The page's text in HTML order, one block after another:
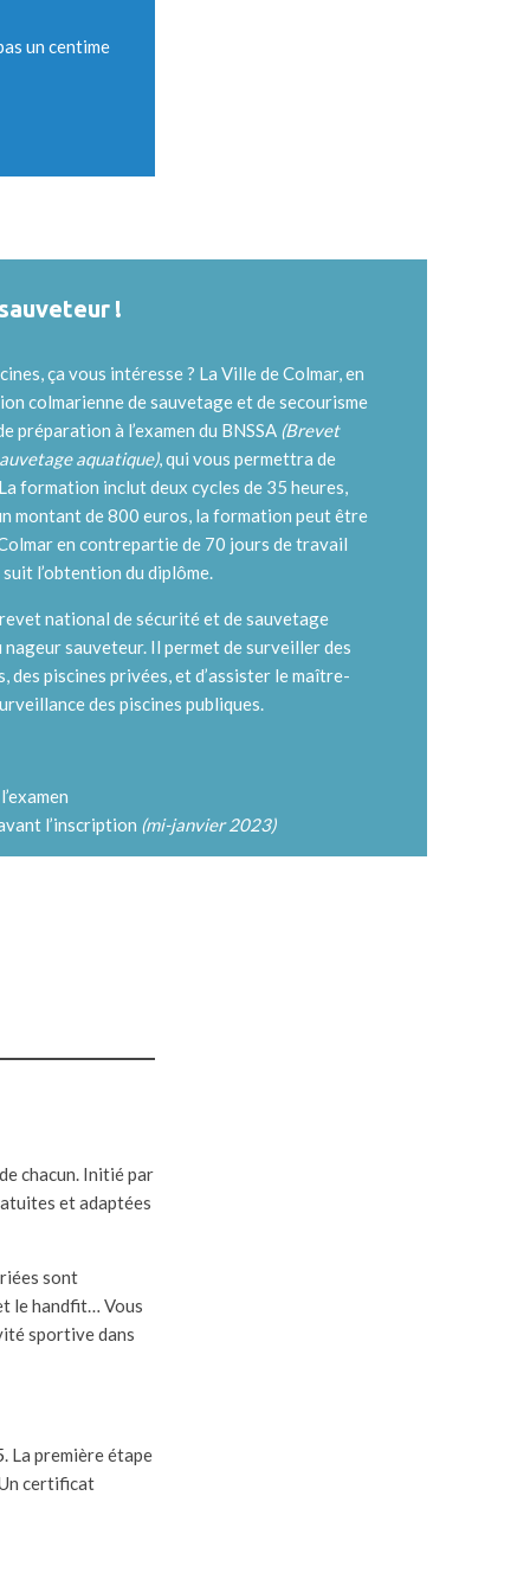
un centime
!
ça vous intéresse ? La Ville de Colmar, en
colmarienne de sauvetage et de secourisme
préparation à l’examen du BNSSA (Brevet
aquatique), qui vous permettra de
formation inclut deux cycles de 35 heures,
montant de 800 euros, la formation peut être
en contrepartie de 70 jours de travail
suit l’obtention du diplôme.
national de sécurité et de sauvetage
sauveteur. Il permet de surveiller des
des piscines privées, et d’assister le maître-
des piscines publiques.
l’inscription (mi-janvier 2023)
chacun. Initié par
et adaptées
sont
le handfit… Vous
sportive dans
. La première étape
certificat